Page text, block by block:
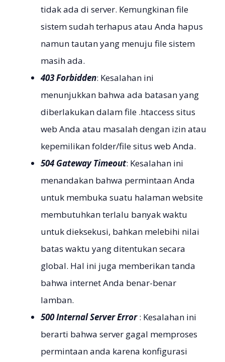
tidak ada di server. Kemungkinan file
sistem sudah terhapus atau Anda hapus
namun tautan yang menuju file sistem
masih ada.
403 Forbidden: Kesalahan ini
menunjukkan bahwa ada batasan yang
diberlakukan dalam file .htaccess situs
web Anda atau masalah dengan izin atau
kepemilikan folder/file situs web Anda.
504 Gateway Timeout: Kesalahan ini
menandakan bahwa permintaan Anda
untuk membuka suatu halaman website
membutuhkan terlalu banyak waktu
untuk dieksekusi, bahkan melebihi nilai
batas waktu yang ditentukan secara
global. Hal ini juga memberikan tanda
bahwa internet Anda benar-benar
lamban.
500 Internal Server Error: Kesalahan ini
berarti bahwa server gagal memproses
permintaan anda karena konfigurasi